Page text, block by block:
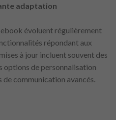
adaptation
évoluent régulièrement
répondant aux
à jour incluent souvent des
options de personnalisation
communication avancés.